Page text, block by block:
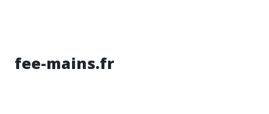
fee-mains.fr